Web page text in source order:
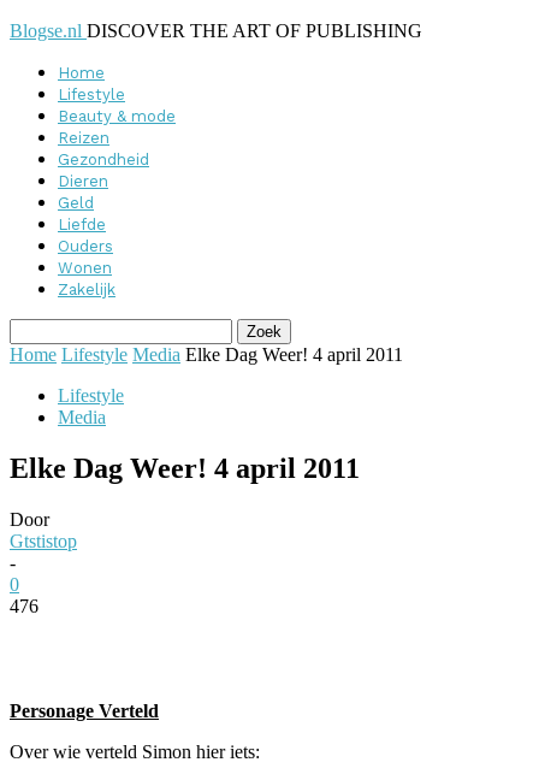
Blogse.nl DISCOVER THE ART OF PUBLISHING
Home
Lifestyle
Beauty & mode
Reizen
Gezondheid
Dieren
Geld
Liefde
Ouders
Wonen
Zakelijk
Home Lifestyle Media Elke Dag Weer! 4 april 2011
Lifestyle
Media
Elke Dag Weer! 4 april 2011
Door
Gtstistop
-
0
476
Personage Verteld
Over wie verteld Simon hier iets: